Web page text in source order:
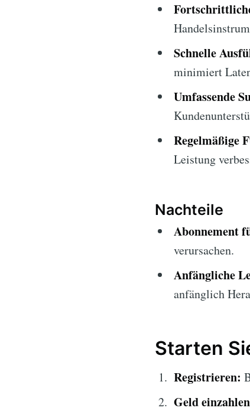
Schnelle
minimiert
Umfassende
Regelmäßige
Leistung
Nachteile
Abonnement
verursachen.
Anfängliche
anfänglich
Starten
Registrieren:
Geld